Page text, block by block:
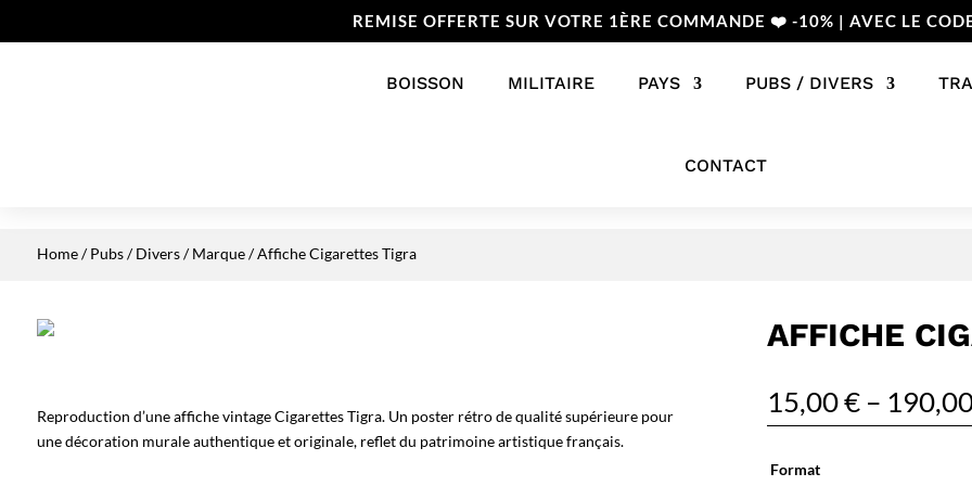
REMISE OFFERTE SUR VOTRE 1ÈRE COMMANDE ❤️ -10% | AVEC LE
BOISSON MILITAIRE PAYS PUBS / DIVERS
CONTACT
Home/Pubs / Divers/Marque/ Affiche Cigarettes Tigra
Reproduction d’une affiche vintage Cigarettes Tigra. Un poster rétro de qualité supérieure pour
une décoration murale authentique et originale, reflet du patrimoine artistique français.
AFFICHE
15,00€ –
Format